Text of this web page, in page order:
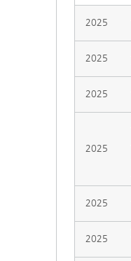
2025
2025
2025
2025
2025
2025